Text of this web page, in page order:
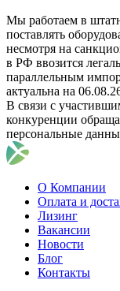
Мы работаем в
поставлять
несмотря на
в РФ ввозится
параллельным
актуальна на
В связи с
конкуренции
персональные
О Компании
Оплата и
Лизинг
Вакансии
Новости
Блог
Контакты